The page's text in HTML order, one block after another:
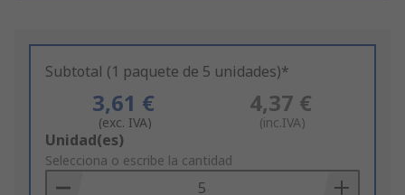
Subtotal (1 paquete de 5 unidades)*
3,61 €
(exc. IVA)
4,37 €
(inc.IVA)
Add
to
Basket
Unidad(es)
Selecciona o escribe la cantidad